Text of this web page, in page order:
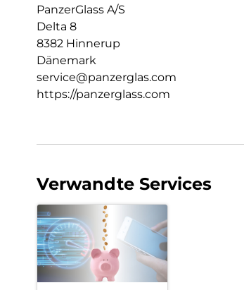
PanzerGlass A/S
Delta 8
8382 Hinnerup
Dänemark
service@panzerglas.com
https://panzerglass.com
Verwandte Services